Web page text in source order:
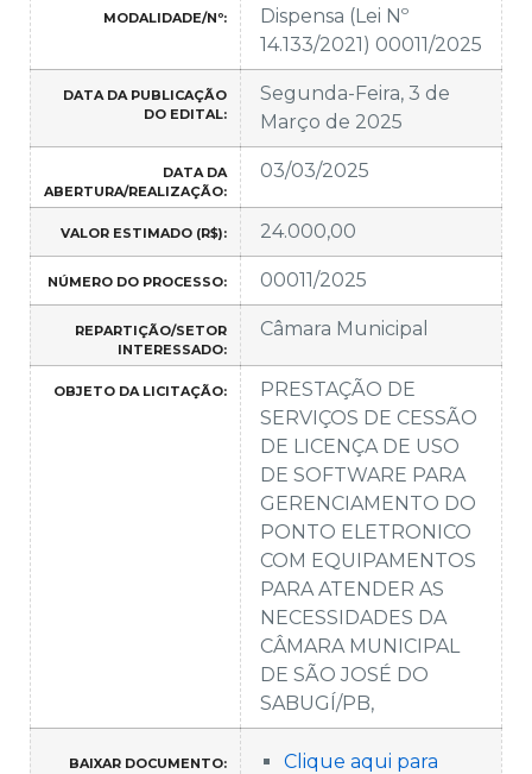
MODALIDADE/Nº:
Dispensa (Lei Nº
14.133/2021) 00011/2025
DATA DA PUBLICAÇÃO
DO EDITAL:
Segunda-Feira, 3 de
Março de 2025
DATA DA
ABERTURA/REALIZAÇÃO:
03/03/2025
VALOR ESTIMADO (R$): 24.000,00
NÚMERO DO PROCESSO: 00011/2025
REPARTIÇÃO/SETOR
INTERESSADO:
Câmara Municipal
OBJETO DA LICITAÇÃO:
PRESTAÇÃO DE
SERVIÇOS DE CESSÃO
DE LICENÇA DE USO
DE SOFTWARE PARA
GERENCIAMENTO DO
PONTO ELETRONICO
COM EQUIPAMENTOS
PARA ATENDER AS
NECESSIDADES DA
CÂMARA MUNICIPAL
DE SÃO JOSÉ DO
SABUGÍ/PB,
BAIXAR DOCUMENTO:
Clique aqui para